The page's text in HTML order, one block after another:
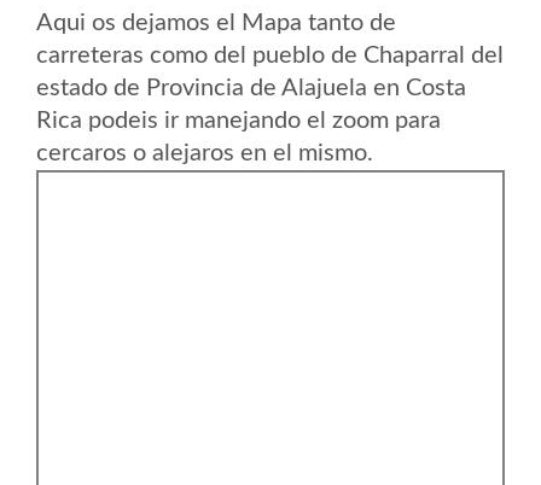
Aqui os dejamos el Mapa tanto de
carreteras como del pueblo de Chaparral del
estado de Provincia de Alajuela en Costa
Rica podeis ir manejando el zoom para
cercaros o alejaros en el mismo.